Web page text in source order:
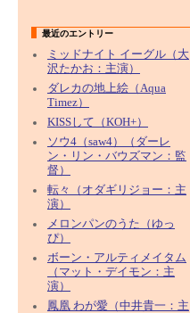
最近のエントリー
ミッドナイト イーグル（大
沢たかお：主演）
ダレカの地上絵（Aqua
Timez）
KISSして（KOH+）
ソウ4（saw4）（ダーレ
ン・リン・バウズマン：監
督）
転々（オダギリジョー：主
演）
メロンパンのうた（ゆっ
ぴ）
ボーン・アルティメイタム
（マット・デイモン：主
演）
鳳凰 わが愛（中井貴一：主